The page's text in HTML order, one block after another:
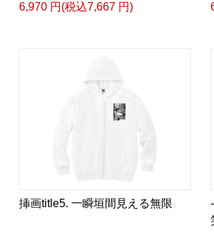
▶︎UP-T up-t.jp/creator/
6,970 円(税込7,667 円)
挿画title5. 一瞬垣間見える無限